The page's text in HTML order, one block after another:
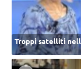
Troppi satelliti